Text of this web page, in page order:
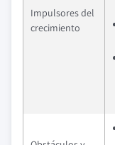
Impulsores del
crecimiento